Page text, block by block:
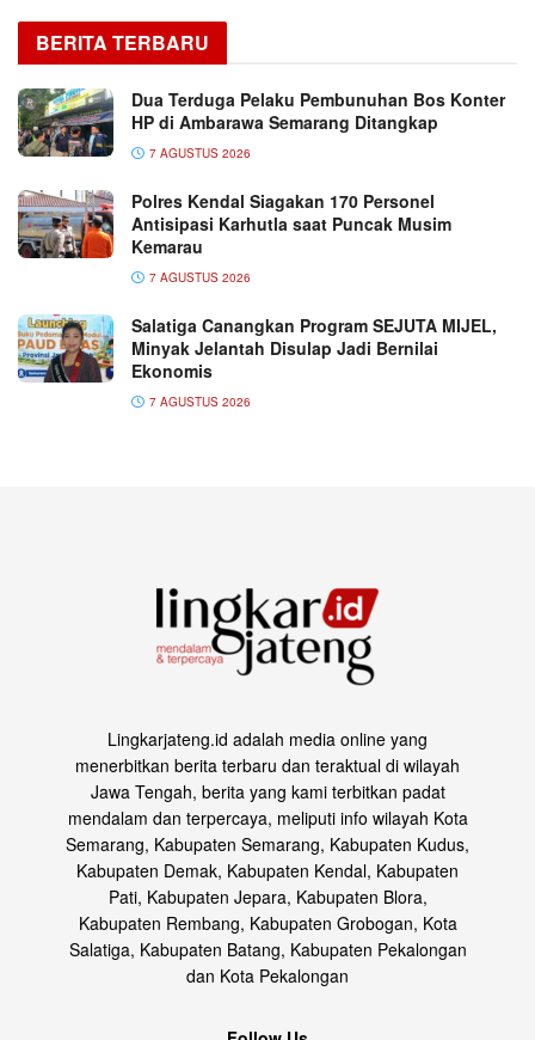
BERITA TERBARU
Dua Terduga Pelaku Pembunuhan Bos Konter
HP di Ambarawa Semarang Ditangkap
7 AGUSTUS 2026
Polres Kendal Siagakan 170 Personel
Antisipasi Karhutla saat Puncak Musim
Kemarau
7 AGUSTUS 2026
Salatiga Canangkan Program SEJUTA MIJEL,
Minyak Jelantah Disulap Jadi Bernilai
Ekonomis
7 AGUSTUS 2026
Lingkarjateng.id adalah media online yang
menerbitkan berita terbaru dan teraktual di wilayah
Jawa Tengah, berita yang kami terbitkan padat
mendalam dan terpercaya, meliputi info wilayah Kota
Semarang, Kabupaten Semarang, Kabupaten Kudus,
Kabupaten Demak, Kabupaten Kendal, Kabupaten
Pati, Kabupaten Jepara, Kabupaten Blora,
Kabupaten Rembang, Kabupaten Grobogan, Kota
Salatiga, Kabupaten Batang, Kabupaten Pekalongan
dan Kota Pekalongan